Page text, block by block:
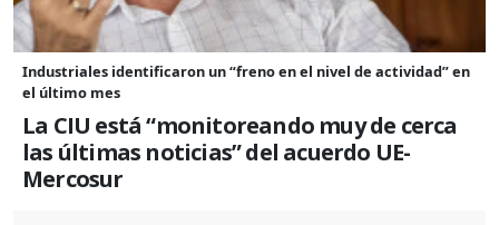
Industriales identificaron un “freno en el nivel de actividad” en
el último mes
La CIU está “monitoreando muy de cerca
las últimas noticias” del acuerdo UE-
Mercosur